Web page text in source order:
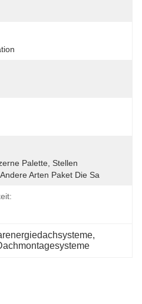
Palette, Stellen
Arten Paket Die Sa
,